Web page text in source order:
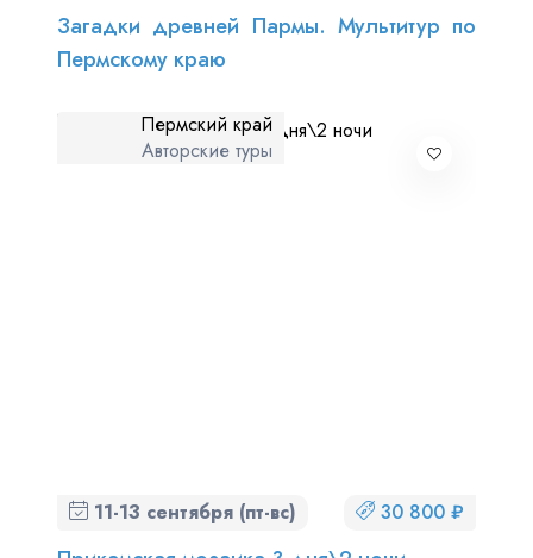
Загадки древней Пармы. Мультитур по
Пермскому краю
Пермский край
Авторские туры
11-13 сентября (пт-вс) 30 800 ₽